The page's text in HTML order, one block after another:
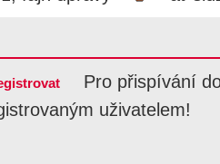
Pro přispívání
uživatelem!